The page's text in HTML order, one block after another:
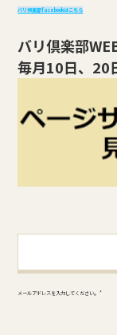
バリ倶楽部facebookはこちら
バリ倶楽部
毎月10日、20
メールアドレスを入力してください。*